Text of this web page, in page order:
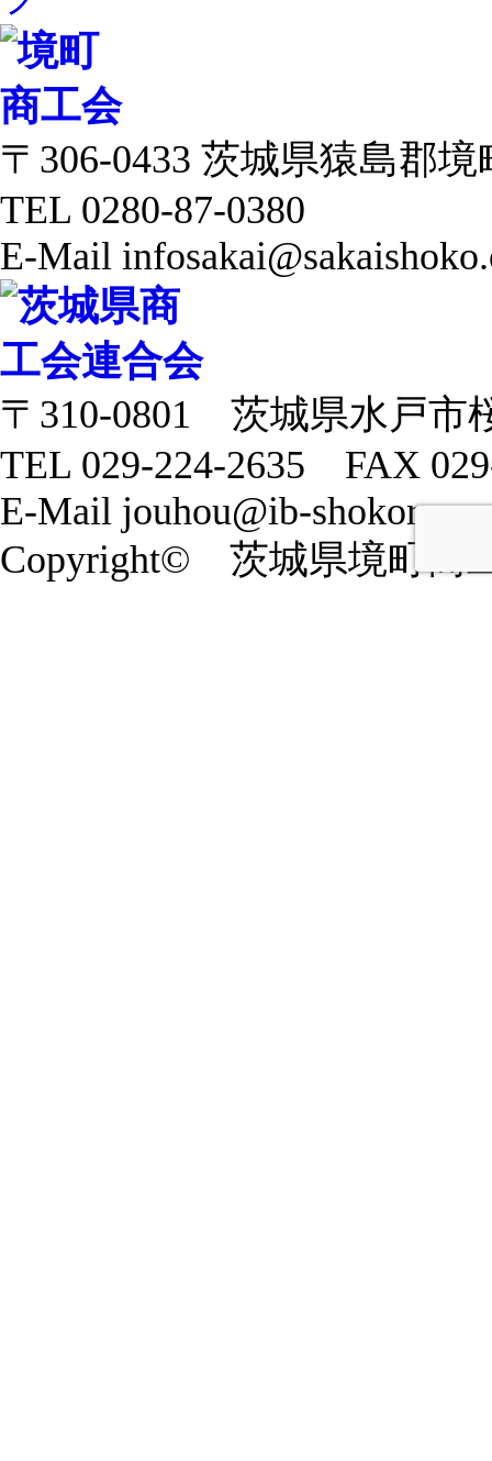
〒306-0433 茨城県猿島郡境
TEL 0280-87-0380
E-Mail
〒310-0801 茨城県水戸市
TEL 029-224-2635 FAX
E-Mail jouhou@ib-
Copyright© 茨城県境町商